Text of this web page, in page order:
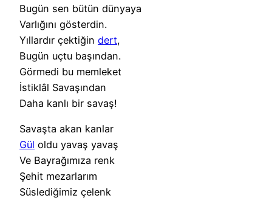
Bugün sen bütün dünyaya
Varlığını gösterdin.
Yıllardır çektiğin dert,
Bugün uçtu başından.
Görmedi bu memleket
İstiklâl Savaşından
Daha kanlı bir savaş!
Savaşta akan kanlar
Gül oldu yavaş yavaş
Ve Bayrağımıza renk
Şehit mezarlarım
Süslediğimiz çelenk